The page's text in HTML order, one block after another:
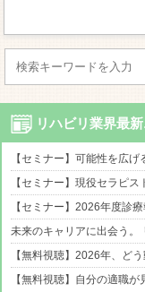
リハビリ業界最
【セミナー】可能性を広
【セミナー】現役セラピス
【セミナー】2026年度診
未来のキャリアに出会う。
【無料視聴】2026年、ど
【無料視聴】自分の適職